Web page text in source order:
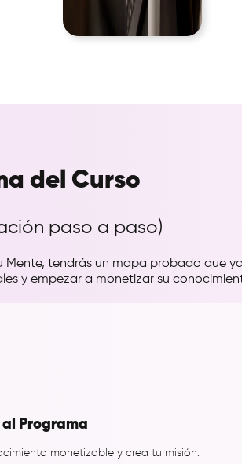
del Curso
paso a paso)
Mente, tendrás un mapa probado que
y empezar a monetizar su
Programa
monetizable y crea tu misión.